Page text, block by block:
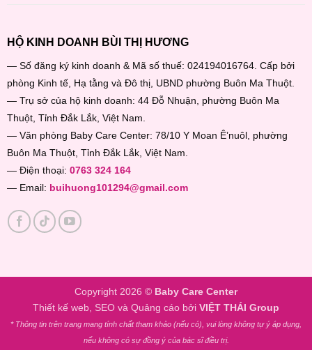
HỘ KINH DOANH BÙI THỊ HƯƠNG
— Số đăng ký kinh doanh & Mã số thuế: 024194016764. Cấp bởi
phòng Kinh tế, Hạ tằng và Đô thị, UBND phường Buôn Ma Thuột.
— Trụ sở của hộ kinh doanh: 44 Đỗ Nhuận, phường Buôn Ma
Thuột, Tỉnh Đắk Lắk, Việt Nam.
— Văn phòng Baby Care Center: 78/10 Y Moan Ê’nuôl, phường
Buôn Ma Thuột, Tỉnh Đắk Lắk, Việt Nam.
— Điện thoại: 0763 324 164
— Email: buihuong101294@gmail.com
Copyright 2026 © Baby Care Center
Thiết kế web, SEO và Quảng cáo bởi VIỆT THÁI Group
* Thông tin trên trang mang tính chất tham khảo (nếu có), vui lòng không tự ý áp dụng,
nếu không có sự đồng ý của bác sĩ điều trị.